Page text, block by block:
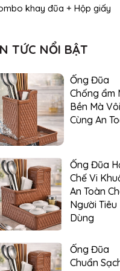
khay đũa + Hộp giấy
TỨC NỔI BẬT
Ống Đũa
Chống ẩm
Bền Mà Vôi
Cùng An
Ống Đũa
Chế Vi
An Toàn
Người Tiêu
Dùng
Ống Đũa
Chuẩn